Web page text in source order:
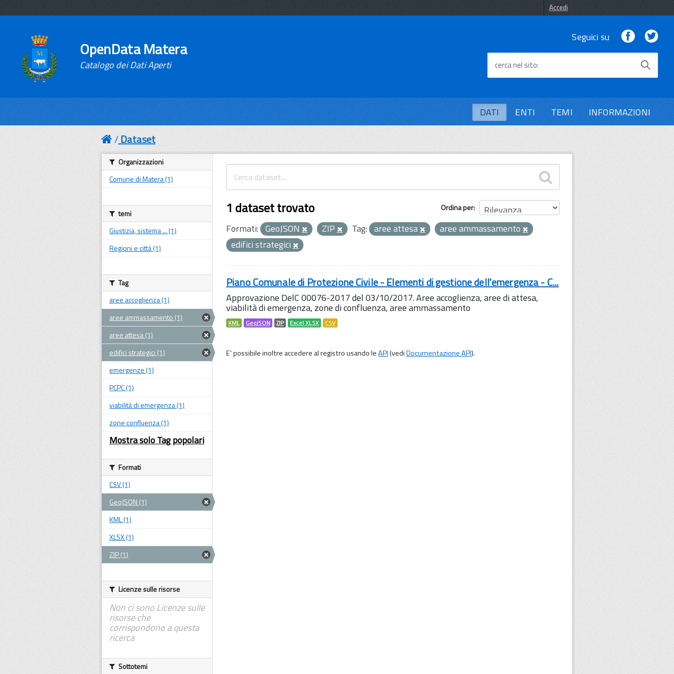
Accedi
OpenData Matera
Catalogo dei Dati Aperti
Seguici su Facebook
cerca nel sito
DATI ENTI TEMI INFORMAZIONI
Dataset
Ordina per
1 dataset trovato
Formati: GeoJSON ZIP Tag: aree attesa
aree ammassamento
edifici strategici
Piano Comunale di Protezione Civile - Elementi di gestione dell'emergenza - C...
Approvazione DelC 00076-2017 del 03/10/2017. Aree accoglienza, aree di attesa,
viabilità di emergenza, zone di confluenza, aree ammassamento
KML GeoJSON ZIP Excel XLSX CSV
E' possibile inoltre accedere al registro usando leAPI(vediDocumentazione API).
Organizzazioni
Comune di Matera (1)
temi
Giustizia, sistema ... (1)
Regioni e città (1)
Tag
aree accoglienza (1)
aree ammassamento (1)
aree attesa (1)
edifici strategici (1)
emergenze (1)
PCPC (1)
viabilità di emergenza (1)
zone confluenza (1)
Mostra solo Tag popolari
Formati
CSV (1)
GeoJSON (1)
KML (1)
XLSX (1)
ZIP (1)
Licenze sulle risorse
Non ci sono Licenze sulle
risorse che
corrispondono a questa
ricerca
Sottotemi